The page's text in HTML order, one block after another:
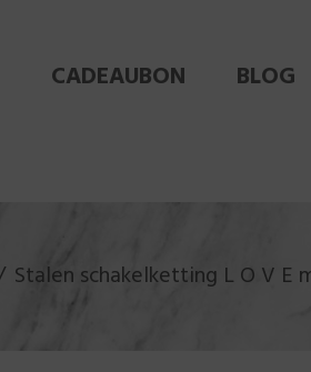
CADEAUBON
BLOG
Stalen schakelketting L O V E